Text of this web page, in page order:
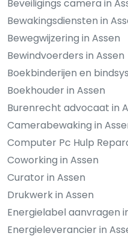
Beveiligings camera in
Bewakingsdiensten in
Bewegwijzering in Assen
Bewindvoerders in Assen
Boekbinderijen en
Boekhouder in Assen
Burenrecht advocaat in
Camerabewaking in
Computer Pc Hulp
Coworking in Assen
Curator in Assen
Drukwerk in Assen
Energielabel aanvragen
Energieleverancier in